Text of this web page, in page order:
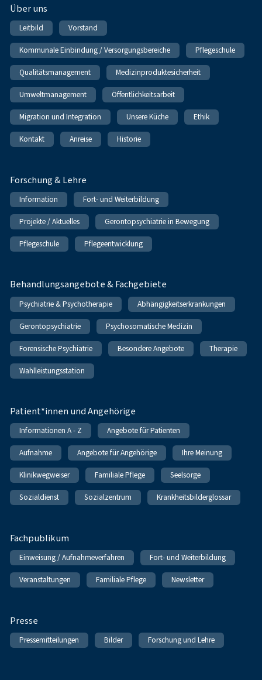
Über uns
Leitbild Vorstand
Kommunale Einbindung / Versorgungsbereiche Pflegeschule
Qualitätsmanagement Medizinproduktesicherheit
Umweltmanagement Öffentlichkeitsarbeit
Migration und Integration Unsere Küche Ethik
Kontakt Anreise Historie
Forschung & Lehre
Information Fort- und Weiterbildung
Projekte / Aktuelles Gerontopsychiatrie in Bewegung
Pflegeschule Pflegeentwicklung
Behandlungsangebote & Fachgebiete
Psychiatrie & Psychotherapie Abhängigkeitserkrankungen
Gerontopsychiatrie Psychosomatische Medizin
Forensische Psychiatrie Besondere Angebote Therapie
Wahlleistungsstation
Patient*innen und Angehörige
Informationen A - Z Angebote für Patienten
Aufnahme Angebote für Angehörige Ihre Meinung
Klinikwegweiser Familiale Pflege Seelsorge
Sozialdienst Sozialzentrum Krankheitsbilderglossar
Fachpublikum
Einweisung / Aufnahmeverfahren Fort- und Weiterbildung
Veranstaltungen Familiale Pflege Newsletter
Presse
Pressemitteilungen Bilder Forschung und Lehre